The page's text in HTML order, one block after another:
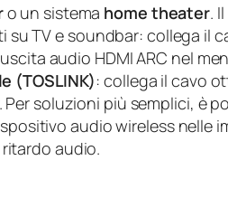
o un sistema home theater.
su TV e soundbar: collega il
audio HDMI ARC nel
(TOSLINK): collega il cavo
soluzioni più semplici, è
audio wireless nelle
audio.